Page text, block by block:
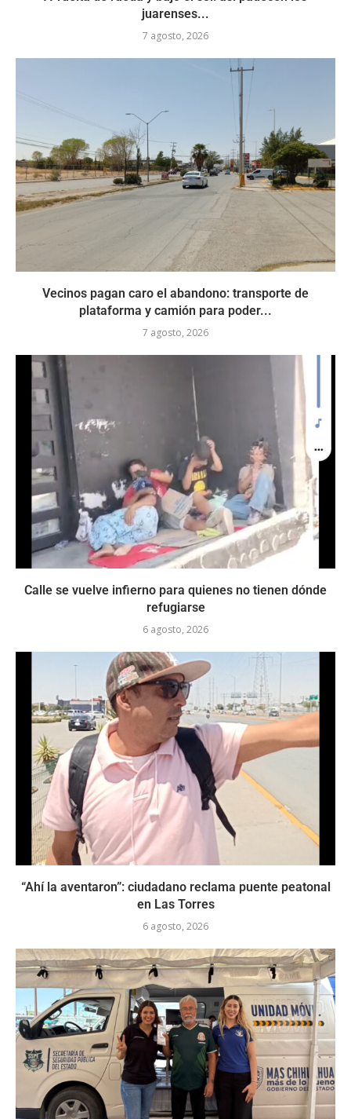
juarenses...
7 agosto, 2026
Vecinos pagan caro el abandono: transporte de
plataforma y camión para poder...
7 agosto, 2026
Calle se vuelve infierno para quienes no tienen dónde
refugiarse
6 agosto, 2026
“Ahí la aventaron”: ciudadano reclama puente peatonal
en Las Torres
6 agosto, 2026